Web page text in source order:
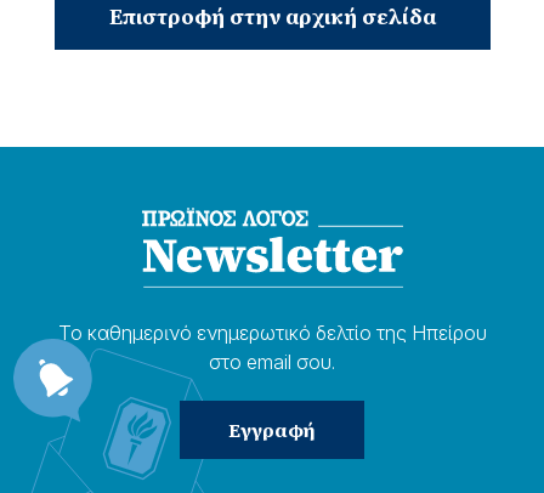
Επιστροφή στην αρχική σελίδα
Το καθημερɩνό ενημερωτɩκό δελτίο της Ηπείρου
στο email σου.